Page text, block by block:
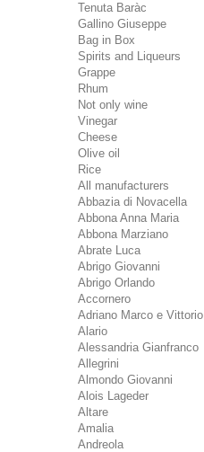
Tenuta Baràc
Gallino Giuseppe
Bag in Box
Spirits and Liqueurs
Grappe
Rhum
Not only wine
Vinegar
Cheese
Olive oil
Rice
All manufacturers
Abbazia di Novacella
Abbona Anna Maria
Abbona Marziano
Abrate Luca
Abrigo Giovanni
Abrigo Orlando
Accornero
Adriano Marco e Vittorio
Alario
Alessandria Gianfranco
Allegrini
Almondo Giovanni
Alois Lageder
Altare
Amalia
Andreola